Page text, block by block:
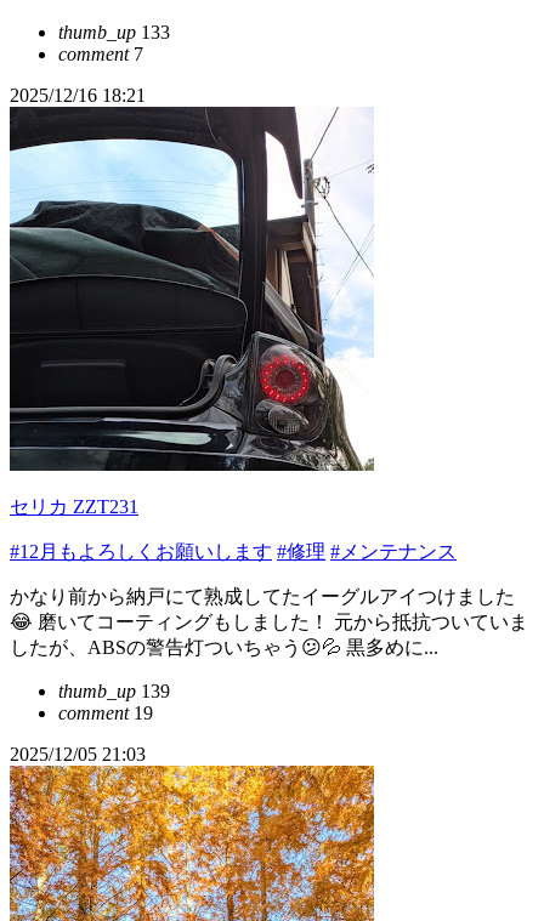
thumb_up 133
comment7
2025/12/16 18:21
セリカ ZZT231
#12月もよろしくお願いします #修理 #メンテナンス
かなり前から納戸にて熟成してたイーグルアイつけました
😂 磨いてコーティングもしました！ 元から抵抗ついていま
したが、ABSの警告灯ついちゃう😕💦 黒多めに...
thumb_up 139
comment19
2025/12/05 21:03